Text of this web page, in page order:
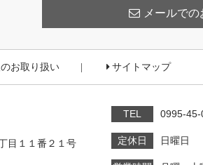
メールで
お取り扱い サイトマップ
目１１番２１号
TEL 0995-45-
定休日 日曜日